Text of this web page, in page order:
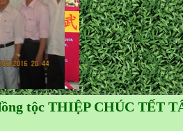
tộc THIỆP CHÚC TẾT